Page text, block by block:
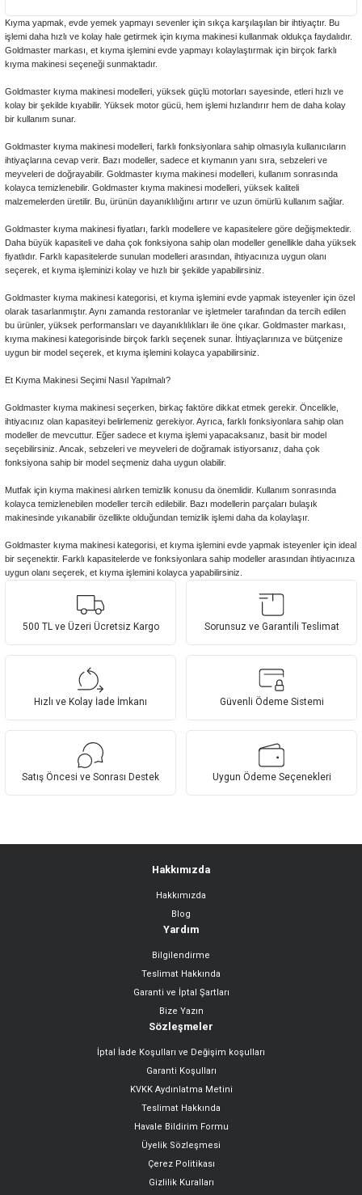
Kıyma yapmak, evde yemek yapmayı sevenler için sıkça karşılaşılan bir ihtiyaçtır. Bu
işlemi daha hızlı ve kolay hale getirmek için kıyma makinesi kullanmak oldukça faydalıdır.
Goldmaster markası, et kıyma işlemini evde yapmayı kolaylaştırmak için birçok farklı
kıyma makinesi seçeneği sunmaktadır.
Goldmaster kıyma makinesi modelleri, yüksek güçlü motorları sayesinde, etleri hızlı ve
kolay bir şekilde kıyabilir. Yüksek motor gücü, hem işlemi hızlandırır hem de daha kolay
bir kullanım sunar.
Goldmaster kıyma makinesi modelleri, farklı fonksiyonlara sahip olmasıyla kullanıcıların
ihtiyaçlarına cevap verir. Bazı modeller, sadece et kıymanın yanı sıra, sebzeleri ve
meyveleri de doğrayabilir. Goldmaster kıyma makinesi modelleri, kullanım sonrasında
kolayca temizlenebilir. Goldmaster kıyma makinesi modelleri, yüksek kaliteli
malzemelerden üretilir. Bu, ürünün dayanıklılığını artırır ve uzun ömürlü kullanım sağlar.
Goldmaster kıyma makinesi fiyatları, farklı modellere ve kapasitelere göre değişmektedir.
Daha büyük kapasiteli ve daha çok fonksiyona sahip olan modeller genellikle daha yüksek
fiyatlıdır. Farklı kapasitelerde sunulan modelleri arasından, ihtiyacınıza uygun olanı
seçerek, et kıyma işleminizi kolay ve hızlı bir şekilde yapabilirsiniz.
Goldmaster kıyma makinesi kategorisi, et kıyma işlemini evde yapmak isteyenler için özel
olarak tasarlanmıştır. Aynı zamanda restoranlar ve işletmeler tarafından da tercih edilen
bu ürünler, yüksek performansları ve dayanıklılıkları ile öne çıkar. Goldmaster markası,
kıyma makinesi kategorisinde birçok farklı seçenek sunar. İhtiyaçlarınıza ve bütçenize
uygun bir model seçerek, et kıyma işlemini kolayca yapabilirsiniz.
Et Kıyma Makinesi Seçimi Nasıl Yapılmalı?
Goldmaster kıyma makinesi seçerken, birkaç faktöre dikkat etmek gerekir. Öncelikle,
ihtiyacınız olan kapasiteyi belirlemeniz gerekiyor. Ayrıca, farklı fonksiyonlara sahip olan
modeller de mevcuttur. Eğer sadece et kıyma işlemi yapacaksanız, basit bir model
seçebilirsiniz. Ancak, sebzeleri ve meyveleri de doğramak istiyorsanız, daha çok
fonksiyona sahip bir model seçmeniz daha uygun olabilir.
Mutfak için kıyma makinesi alırken temizlik konusu da önemlidir. Kullanım sonrasında
kolayca temizlenebilen modeller tercih edilebilir. Bazı modellerin parçaları bulaşık
makinesinde yıkanabilir özellikte olduğundan temizlik işlemi daha da kolaylaşır.
Goldmaster kıyma makinesi kategorisi, et kıyma işlemini evde yapmak isteyenler için ideal
bir seçenektir. Farklı kapasitelerde ve fonksiyonlara sahip modeller arasından ihtiyacınıza
uygun olanı seçerek, et kıyma işlemini kolayca yapabilirsiniz.
500 TL ve Üzeri Ücretsiz Kargo Sorunsuz ve Garantili Teslimat
Hızlı ve Kolay İade İmkanı Güvenli Ödeme Sistemi
Satış Öncesi ve Sonrası Destek Uygun Ödeme Seçenekleri
Hakkımızda
Hakkımızda
Blog
Yardım
Bilgilendirme
Teslimat Hakkında
Garanti ve İptal Şartları
Bize Yazın
Sözleşmeler
İptal İade Koşulları ve Değişim koşulları
Garanti Koşulları
KVKK Aydınlatma Metini
Teslimat Hakkında
Havale Bildirim Formu
Üyelik Sözleşmesi
Çerez Politikası
Gizlilik Kuralları